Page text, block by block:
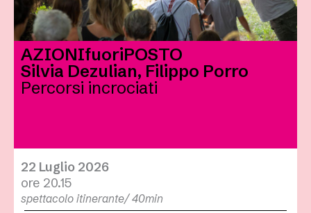
AZIONIfuoriPOSTO
Silvia Dezulian, Filippo Porro
Percorsi incrociati
22 Luglio 2026
ore 20.15
spettacolo itinerante/ 40min